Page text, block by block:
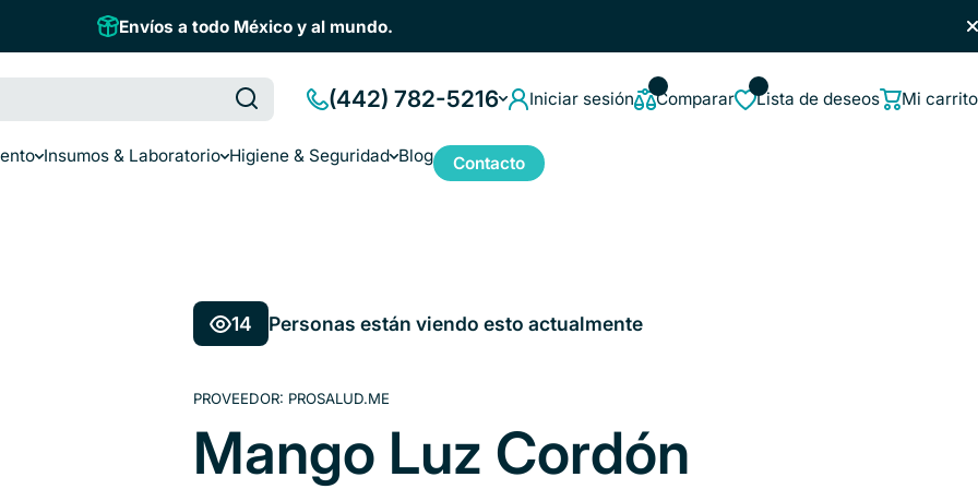
Envíos a todo México y al mundo.
Insumos & Laboratorio Higiene & Seguridad Blog Contacto
(442) 782-5216 Iniciar sesión Comparar Lista de deseos Mi carrito
14 Personas están viendo esto actualmente
PROVEEDOR: PROSALUD.ME
Mango Luz Cordón